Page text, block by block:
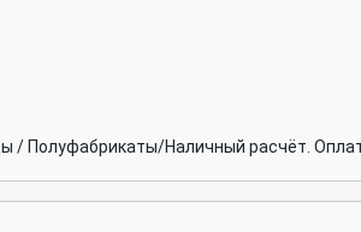
Полуфабрикаты/Наличный расчёт.